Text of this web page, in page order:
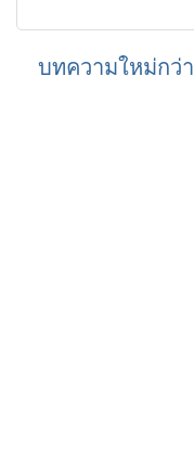
บทความใหม่กว่า